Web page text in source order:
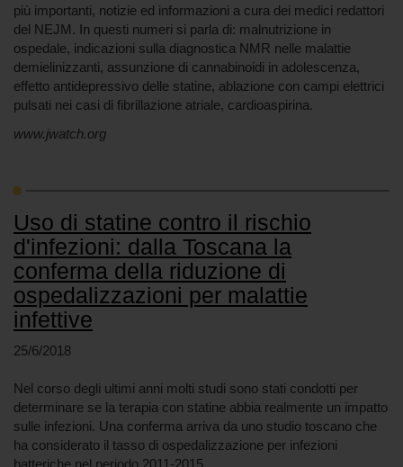
più importanti, notizie ed informazioni a cura dei medici redattori
del NEJM. In questi numeri si parla di: malnutrizione in
ospedale, indicazioni sulla diagnostica NMR nelle malattie
demielinizzanti, assunzione di cannabinoidi in adolescenza,
effetto antidepressivo delle statine, ablazione con campi elettrici
pulsati nei casi di fibrillazione atriale, cardioaspirina.
www.jwatch.org
Uso di statine contro il rischio
d'infezioni: dalla Toscana la
conferma della riduzione di
ospedalizzazioni per malattie
infettive
25/6/2018
Nel corso degli ultimi anni molti studi sono stati condotti per
determinare se la terapia con statine abbia realmente un impatto
sulle infezioni. Una conferma arriva da uno studio toscano che
ha considerato il tasso di ospedalizzazione per infezioni
batteriche nel periodo 2011-2015.